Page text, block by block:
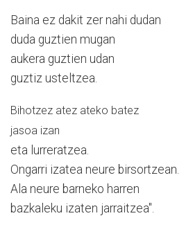
Baina ez dakit zer nahi dudan
duda guztien mugan
aukera guztien udan
guztiz usteltzea.
Bihotzez atez ateko batez
jasoa izan
eta lurreratzea.
Ongarri izatea neure birsortzean.
Ala neure barneko harren
bazkaleku izaten jarraitzea".